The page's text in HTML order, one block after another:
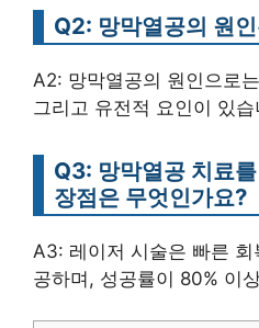
Q2: 망막열공의 원
A2: 망막열공의 원인으로
그리고 유전적 요인이 있습
Q3: 망막열공 치료
장점은 무엇인가요?
A3: 레이저 시술은 빠른
공하며, 성공률이 80% 이